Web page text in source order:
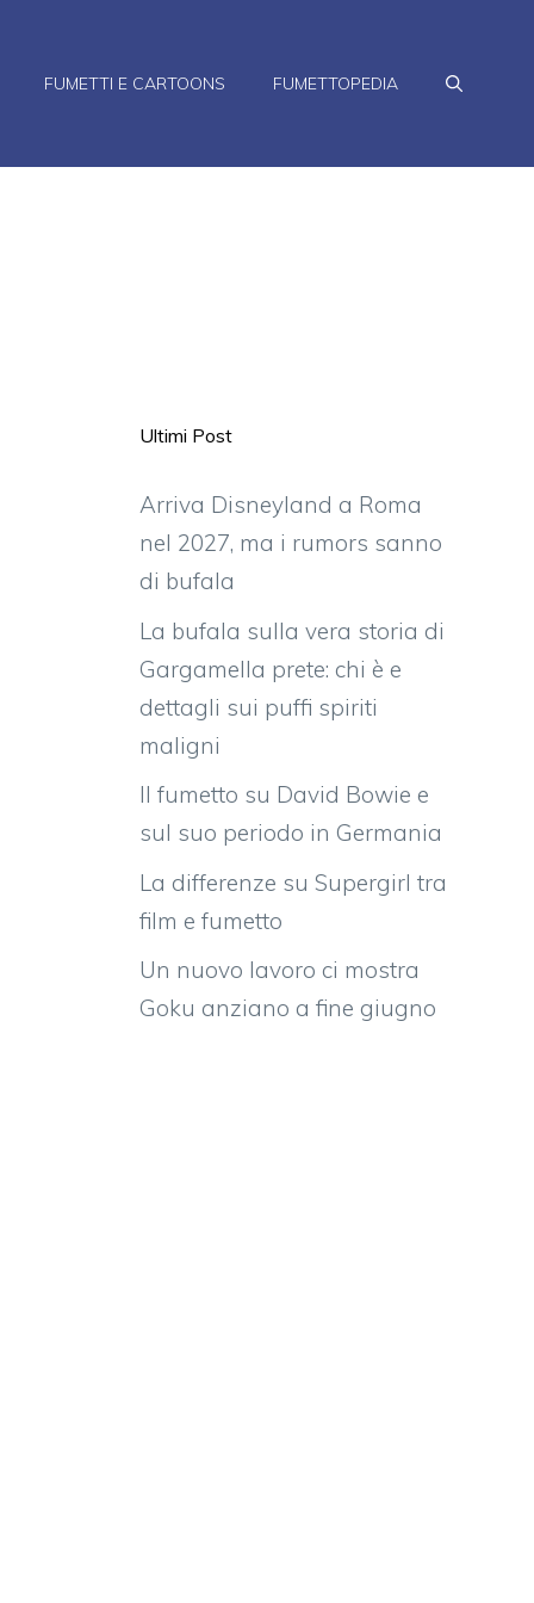
FUMETTI E CARTOONS FUMETTOPEDIA
Ultimi Post
Arriva Disneyland a Roma
nel 2027, ma i rumors sanno
di bufala
La bufala sulla vera storia di
Gargamella prete: chi è e
dettagli sui puffi spiriti
maligni
Il fumetto su David Bowie e
sul suo periodo in Germania
La differenze su Supergirl tra
film e fumetto
Un nuovo lavoro ci mostra
Goku anziano a fine giugno